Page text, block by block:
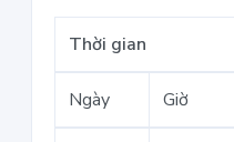
Thời gian
Ngày Giờ